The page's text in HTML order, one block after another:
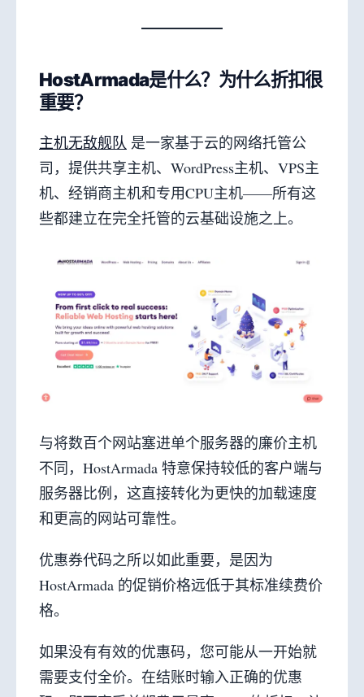
HostArmada是什么？为什么折扣很
重要？
主机无敌舰队 是一家基于云的网络托管公
司，提供共享主机、WordPress主机、VPS主
机、经销商主机和专用CPU主机——所有这
些都建立在完全托管的云基础设施之上。
与将数百个网站塞进单个服务器的廉价主机
不同，HostArmada 特意保持较低的客户端与
服务器比例，这直接转化为更快的加载速度
和更高的网站可靠性。
优惠券代码之所以如此重要，是因为
HostArmada 的促销价格远低于其标准续费价
格。
如果没有有效的优惠码，您可能从一开始就
需要支付全价。在结账时输入正确的优惠